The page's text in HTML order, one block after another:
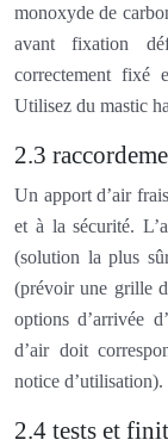
monoxyde de
avant fixation
correctement fixé
Utilisez du mastic
2.3
Un apport d’air
et à la sécurité.
(solution la plus
(prévoir une grille
options d’arrivée
d’air doit
notice d’utilisation).
2.4 tests et